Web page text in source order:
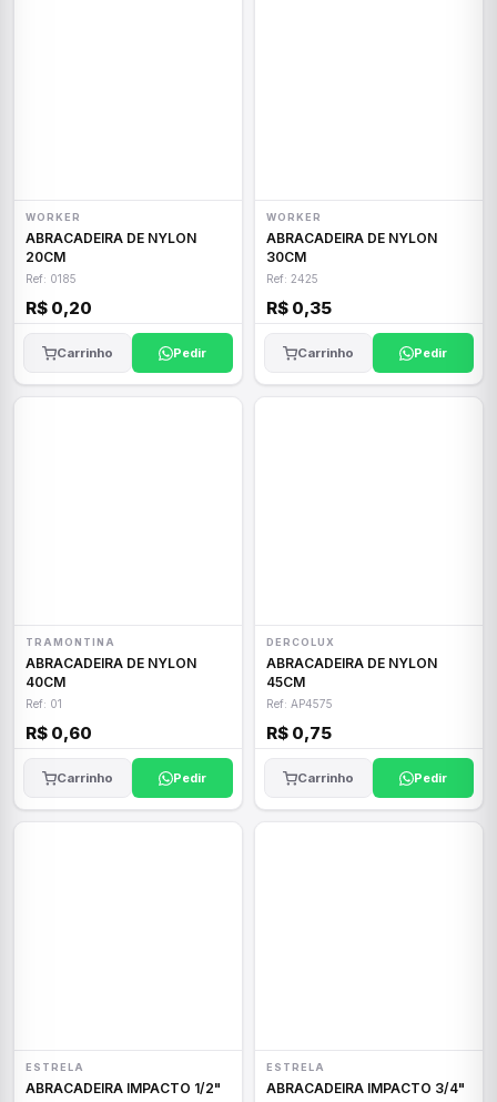
WORKER
ABRACADEIRA DE NYLON
20CM
Ref: 0185
R$ 0,20
Carrinho Pedir
WORKER
ABRACADEIRA DE NYLON
30CM
Ref: 2425
R$ 0,35
Carrinho Pedir
TRAMONTINA
ABRACADEIRA DE NYLON
40CM
Ref: 01
R$ 0,60
Carrinho Pedir
DERCOLUX
ABRACADEIRA DE NYLON
45CM
Ref: AP4575
R$ 0,75
Carrinho Pedir
ESTRELA
ABRACADEIRA IMPACTO 1/2"
ESTRELA
ABRACADEIRA IMPACTO 3/4"